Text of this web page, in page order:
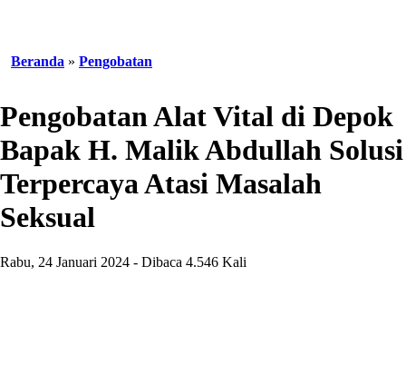
Beranda » Pengobatan
Pengobatan Alat Vital di Depok
Bapak H. Malik Abdullah Solusi
Terpercaya Atasi Masalah
Seksual
Rabu, 24 Januari 2024 - Dibaca 4.546 Kali